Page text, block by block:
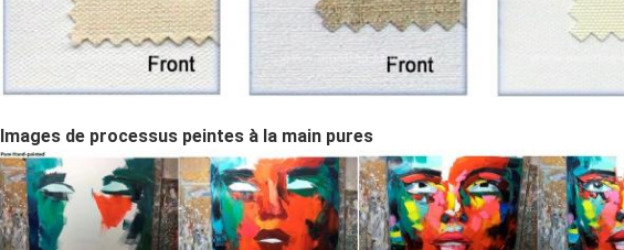
Images de processus peintes à la main pures